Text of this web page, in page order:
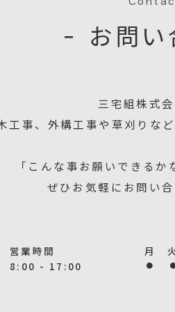
− お問い
三宅組株式
工事、外構工事や草刈りな
「こんな事お願いできる
ぜひお気軽にお問い合
営業時間 月 火
8:00 - 17:00